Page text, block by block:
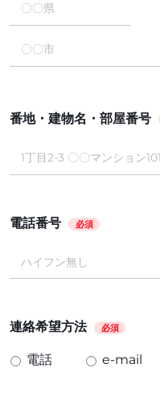
番地・建物名・部屋番号
電話番号 必須
連絡希望方法 必須
電話 e-mail